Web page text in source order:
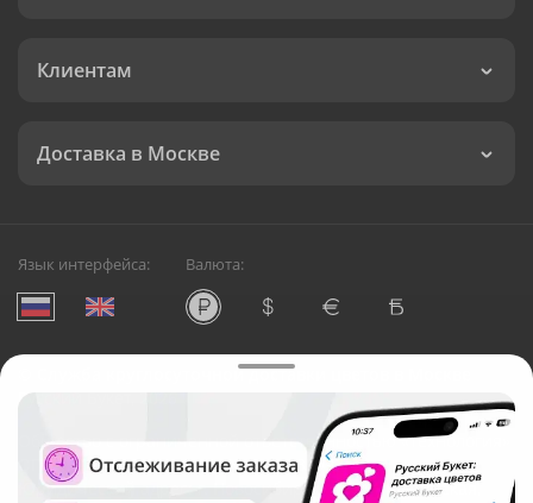
Клиентам
Доставка в Москве
Язык интерфейса: Валюта:
Служба круглосуточной доставки цветов в Москве
Русский Букет, 2026
Общество с ограниченной ответственностью «Технология»
ОГРН: 1195476081745, ИНН: 5410081997
Юридический адрес: г. Новосибирск, ул. Ипподромская,